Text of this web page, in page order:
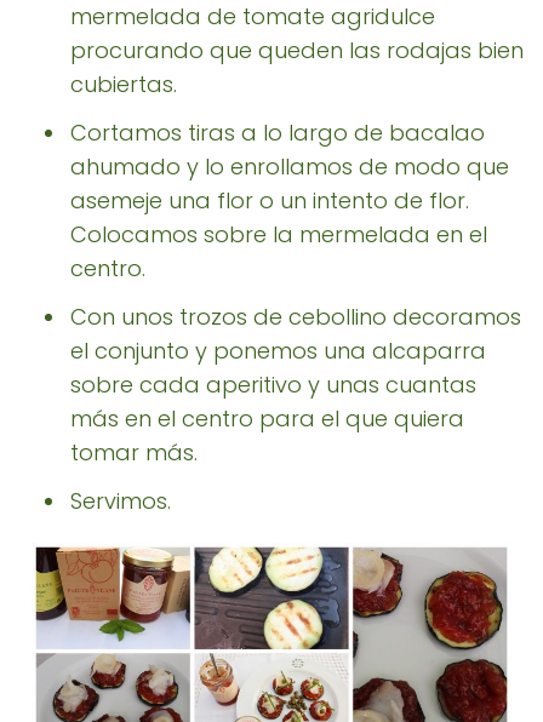
mermelada de tomate agridulce
procurando que queden las rodajas bien
cubiertas.
Cortamos tiras a lo largo de bacalao
ahumado y lo enrollamos de modo que
asemeje una flor o un intento de flor.
Colocamos sobre la mermelada en el
centro.
Con unos trozos de cebollino decoramos
el conjunto y ponemos una alcaparra
sobre cada aperitivo y unas cuantas
más en el centro para el que quiera
tomar más.
Servimos.